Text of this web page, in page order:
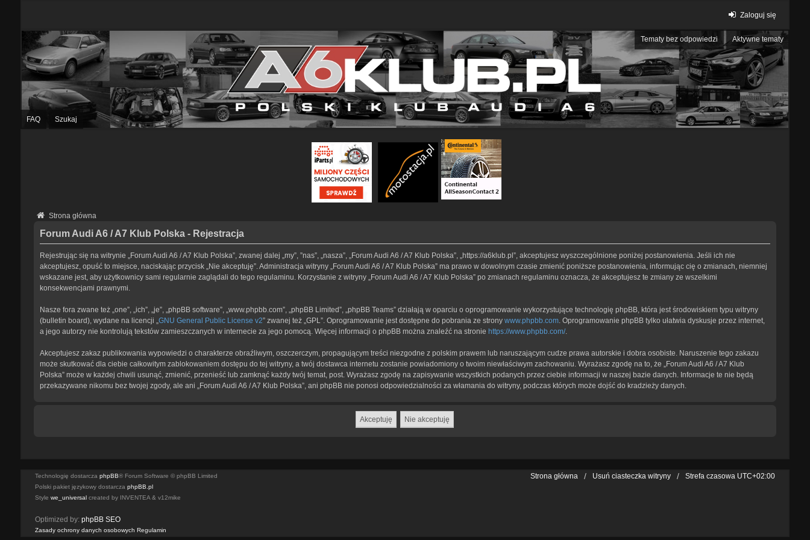
Zaloguj się
Tematy bez odpowiedzi Aktywne tematy
FAQ Szukaj
Strona główna
Forum Audi A6 / A7 Klub Polska - Rejestracja
Rejestrując się na witrynie „Forum Audi A6 / A7 Klub Polska”, zwanej dalej „my”, ”nas”, „nasza”, „Forum Audi A6 / A7 Klub Polska”, „https://a6klub.pl”, akceptujesz wyszczególnione poniżej postanowienia. Jeśli ich nie
akceptujesz, opuść to miejsce, naciskając przycisk „Nie akceptuję”. Administracja witryny „Forum Audi A6 / A7 Klub Polska” ma prawo w dowolnym czasie zmienić poniższe postanowienia, informując cię o zmianach, niemniej
wskazane jest, aby użytkownicy sami regularnie zaglądali do tego regulaminu. Korzystanie z witryny „Forum Audi A6 / A7 Klub Polska” po zmianach regulaminu oznacza, że akceptujesz te zmiany ze wszelkimi
konsekwencjami prawnymi.
Nasze fora zwane też „one”, „ich”, „je”, „phpBB software”, „www.phpbb.com”, „phpBB Limited”, „phpBB Teams” działają w oparciu o oprogramowanie wykorzystujące technologię phpBB, która jest środowiskiem typu witryny
(bulletin board), wydane na licencji „GNU General Public License v2” zwanej też „GPL”. Oprogramowanie jest dostępne do pobrania ze strony www.phpbb.com. Oprogramowanie phpBB tylko ułatwia dyskusje przez internet,
a jego autorzy nie kontrolują tekstów zamieszczanych w internecie za jego pomocą. Więcej informacji o phpBB można znaleźć na stronie https://www.phpbb.com/.
Akceptujesz zakaz publikowania wypowiedzi o charakterze obraźliwym, oszczerczym, propagującym treści niezgodne z polskim prawem lub naruszającym cudze prawa autorskie i dobra osobiste. Naruszenie tego zakazu
może skutkować dla ciebie całkowitym zablokowaniem dostępu do tej witryny, a twój dostawca internetu zostanie powiadomiony o twoim niewłaściwym zachowaniu. Wyrażasz zgodę na to, że „Forum Audi A6 / A7 Klub
Polska” może w każdej chwili usunąć, zmienić, przenieść lub zamknąć każdy twój temat, post. Wyrażasz zgodę na zapisywanie wszystkich podanych przez ciebie informacji w naszej bazie danych. Informacje te nie będą
przekazywane nikomu bez twojej zgody, ale ani „Forum Audi A6 / A7 Klub Polska”, ani phpBB nie ponosi odpowiedzialności za włamania do witryny, podczas których może dojść do kradzieży danych.
Strona główna Usuń ciasteczka witryny Strefa czasowa UTC+02:00
Technologię dostarcza phpBB® Forum Software © phpBB Limited
Polski pakiet językowy dostarcza phpBB.pl
Style we_universalcreated by INVENTEA & v12mike
Optimized by: phpBB SEO
Zasady ochrony danych osobowych Regulamin